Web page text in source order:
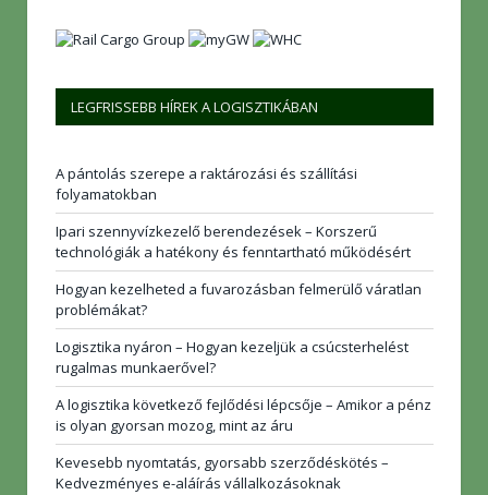
LEGFRISSEBB HÍREK A LOGISZTIKÁBAN
A pántolás szerepe a raktározási és szállítási
folyamatokban
Ipari szennyvízkezelő berendezések – Korszerű
technológiák a hatékony és fenntartható működésért
Hogyan kezelheted a fuvarozásban felmerülő váratlan
problémákat?
Logisztika nyáron – Hogyan kezeljük a csúcsterhelést
rugalmas munkaerővel?
A logisztika következő fejlődési lépcsője – Amikor a pénz
is olyan gyorsan mozog, mint az áru
Kevesebb nyomtatás, gyorsabb szerződéskötés –
Kedvezményes e-aláírás vállalkozásoknak